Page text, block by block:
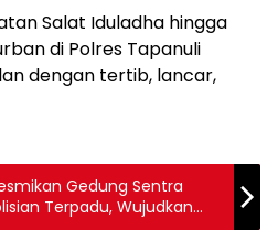
Salat Iduladha hingga
di Polres Tapanuli
dengan tertib, lancar,
Gedung Sentra
Terpadu, Wujudkan
dan Humanis